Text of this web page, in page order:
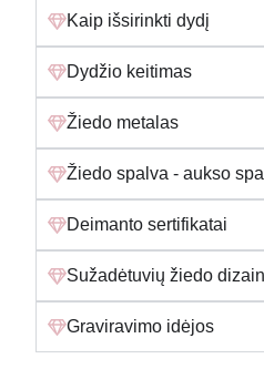
Kaip išsirinkti dydį
Dydžio keitimas
Žiedo metalas
Žiedo spalva - aukso
Deimanto sertifikatai
Sužadėtuvių žiedo
Graviravimo idėjos